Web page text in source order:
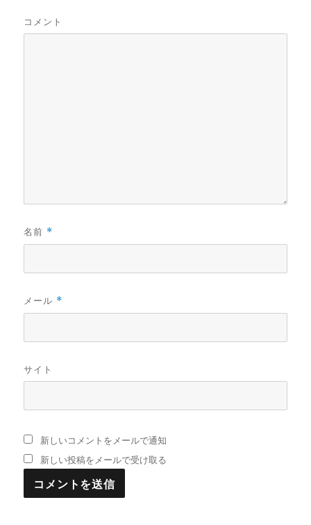
コメント
名前 *
メール *
サイト
新しいコメントをメールで通知
新しい投稿をメールで受け取る